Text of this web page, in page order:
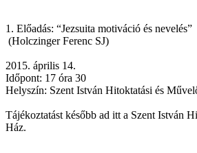
1. Előadás: “Jezsuita motiváció és nevelés”
(Holczinger Ferenc SJ)
2015. április 14.
Időpont: 17 óra 30
Helyszín: Szent István Hitoktatási és
Tájékoztatást később ad itt a Szent István
Ház.